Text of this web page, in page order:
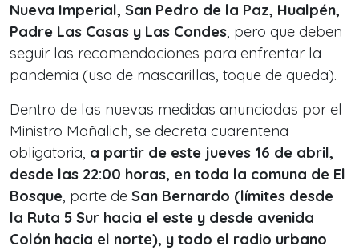
Nueva Imperial, San Pedro de la Paz, Hualpén,
Padre Las Casas y Las Condes, pero que deben
seguir las recomendaciones para enfrentar la
pandemia (uso de mascarillas, toque de queda).
Dentro de las nuevas medidas anunciadas por el
Ministro Mañalich, se decreta cuarentena
obligatoria, a partir de este jueves 16 de abril,
desde las 22:00 horas, en toda la comuna de El
Bosque, parte de San Bernardo (límites desde
la Ruta 5 Sur hacia el este y desde avenida
Colón hacia el norte), y todo el radio urbano